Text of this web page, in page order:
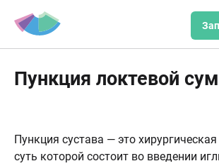
Пункция локтевой
Пункция сустава — это
суть которой состоит во введении